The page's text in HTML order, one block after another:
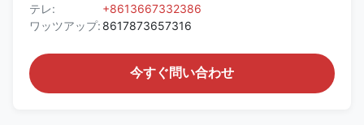
テレ:
+8613667332386
ワッツアップ: 8617873657316
今すぐ問い合わせ